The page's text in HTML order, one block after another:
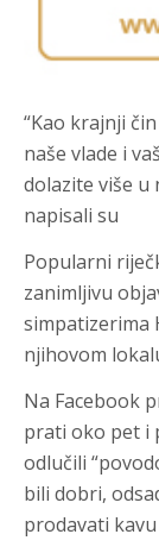
“Kao krajnji
naše vlade i
dolazite više u
napisali su
Popularni
zanimljivu
simpatizerima
njihovom
Na Facebook
prati oko pet i
odlučili
bili dobri,
prodavati kavu